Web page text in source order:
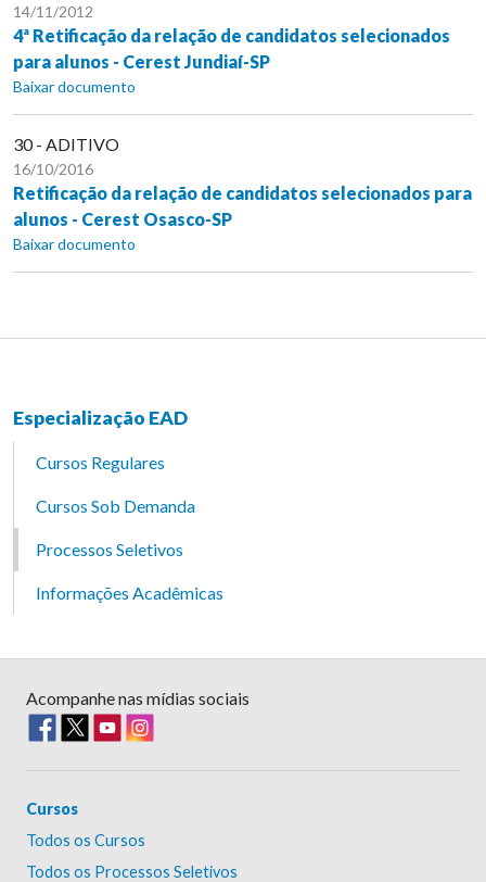
14/11/2012
4ª Retificação da relação de candidatos selecionados
para alunos - Cerest Jundiaí-SP
Baixar documento
30 - ADITIVO
16/10/2016
Retificação da relação de candidatos selecionados para
alunos - Cerest Osasco-SP
Baixar documento
Especialização EAD
Cursos Regulares
Cursos Sob Demanda
Processos Seletivos
Informações Acadêmicas
Acompanhe nas mídias sociais
Cursos
Todos os Cursos
Todos os Processos Seletivos